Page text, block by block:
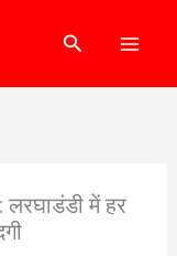
Search
में हर